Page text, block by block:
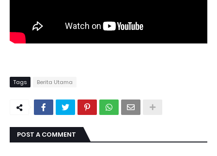
Tags Berita Utama
POST A COMMENT